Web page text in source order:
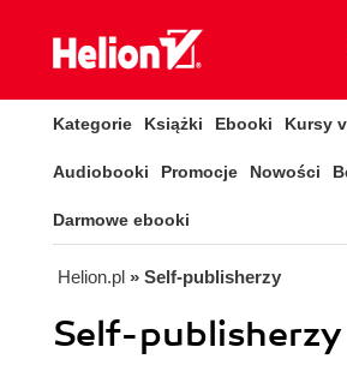
Kategorie Książki Ebooki Kursy
Audiobooki Promocje Nowości
Darmowe ebooki
Helion.pl » Self-publisherzy
Self-publisherzy